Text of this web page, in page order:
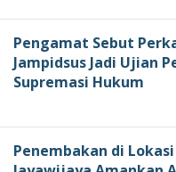
Pengamat Sebut
Jampidsus Jadi Ujian
Supremasi Hukum
Penembakan di Lokasi